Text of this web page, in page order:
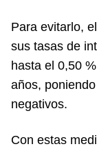
Para evitarlo,
sus tasas de
hasta el 0,50
años,
negativos.
Con estas